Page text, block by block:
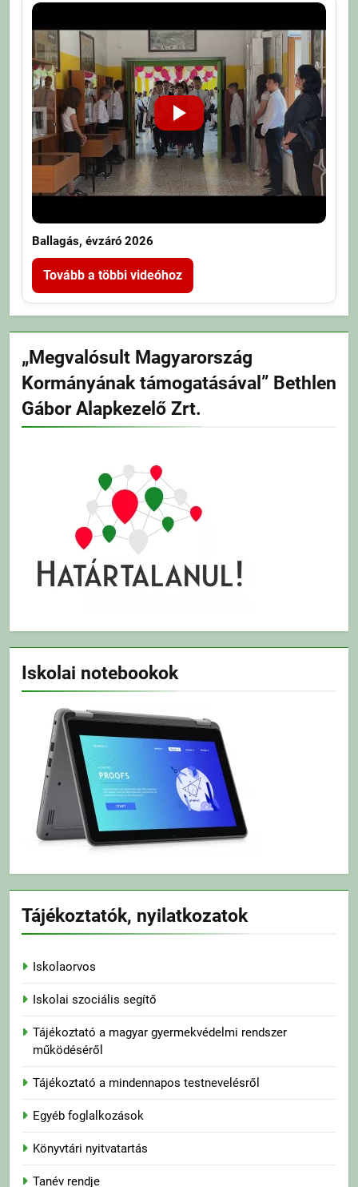
Ballagás, évzáró 2026
Tovább a többi videóhoz
„Megvalósult Magyarország
Kormányának támogatásával” Bethlen
Gábor Alapkezelő Zrt.
Iskolai notebookok
Tájékoztatók, nyilatkozatok
Iskolaorvos
Iskolai szociális segítő
Tájékoztató a magyar gyermekvédelmi rendszer
működéséről
Tájékoztató a mindennapos testnevelésről
Egyéb foglalkozások
Könyvtári nyitvatartás
Tanév rendje